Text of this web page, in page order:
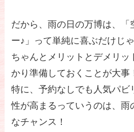
だから、雨の日の万博は、「
ー♪」って単純に喜ぶだけじゃ
ちゃんとメリットとデメリッ
かり準備しておくことが大事
特に、予約なしでも人気パビ
性が高まるっていうのは、雨
なチャンス！